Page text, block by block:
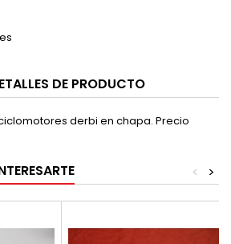
DE PRODUCTO
derbi en chapa. Precio
>
<